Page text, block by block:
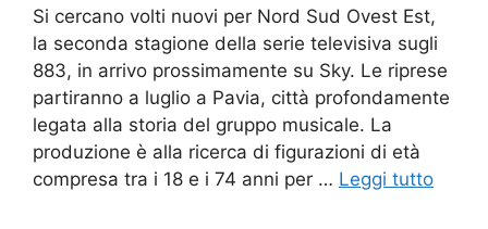
Si cercano volti nuovi per Nord Sud Ovest Est,
la seconda stagione della serie televisiva sugli
883, in arrivo prossimamente su Sky. Le riprese
partiranno a luglio a Pavia, città profondamente
legata alla storia del gruppo musicale. La
produzione è alla ricerca di figurazioni di età
compresa tra i 18 e i 74 anni per … Leggi tutto